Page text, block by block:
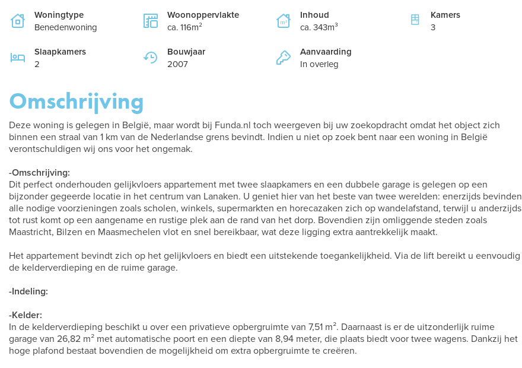
Woningtype
Benedenwoning
Woonoppervlakte
ca. 116m²
Inhoud
ca. 343m³
Kamers
3
Slaapkamers
2
Bouwjaar
2007
Aanvaarding
In overleg
Omschrijving
Deze woning is gelegen in België, maar wordt bij Funda.nl toch weergeven bij uw zoekopdracht omdat het object zich
binnen een straal van 1 km van de Nederlandse grens bevindt. Indien u niet op zoek bent naar een woning in België
verontschuldigen wij ons voor het ongemak.
-Omschrijving:
Dit perfect onderhouden gelijkvloers appartement met twee slaapkamers en een dubbele garage is gelegen op een
bijzonder gegeerde locatie in het centrum van Lanaken. U geniet hier van het beste van twee werelden: enerzijds bevinden
alle nodige voorzieningen zoals scholen, winkels, supermarkten en horecazaken zich op wandelafstand, terwijl u anderzijds
tot rust komt op een aangename en rustige plek aan de rand van het dorp. Bovendien zijn omliggende steden zoals
Maastricht, Bilzen en Maasmechelen vlot en snel bereikbaar, wat deze ligging extra aantrekkelijk maakt.
Het appartement bevindt zich op het gelijkvloers en biedt een uitstekende toegankelijkheid. Via de lift bereikt u eenvoudig
de kelderverdieping en de ruime garage.
-Indeling:
-Kelder:
In de kelderverdieping beschikt u over een privatieve opbergruimte van 7,51 m². Daarnaast is er de uitzonderlijk ruime
garage van 26,82 m² met automatische poort en een diepte van 8,94 meter, die plaats biedt voor twee wagens. Dankzij het
hoge plafond bestaat bovendien de mogelijkheid om extra opbergruimte te creëren.